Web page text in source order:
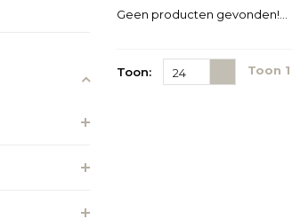
Geen producten gevonden!...
Toon: 24 Toon